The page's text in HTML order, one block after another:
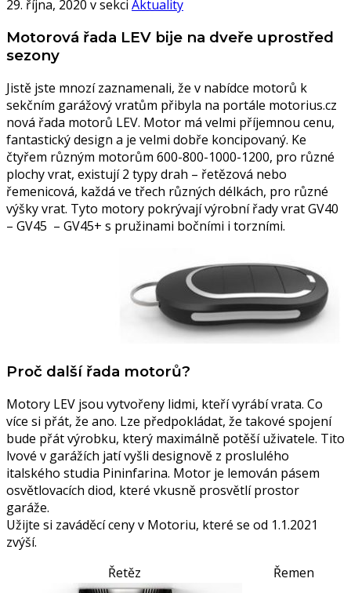
29. října, 2020 v sekci Aktuality
Motorová řada LEV bije na dveře uprostřed
sezony
Jistě jste mnozí zaznamenali, že v nabídce motorů k
sekčním garážový vratům přibyla na portále motorius.cz
nová řada motorů LEV. Motor má velmi příjemnou cenu,
fantastický design a je velmi dobře koncipovaný. Ke
čtyřem různým motorům 600-800-1000-1200, pro různé
plochy vrat, existují 2 typy drah – řetězová nebo
řemenicová, každá ve třech různých délkách, pro různé
výšky vrat. Tyto motory pokrývají výrobní řady vrat GV40
– GV45 – GV45+ s pružinami bočními i torzními.
Proč další řada motorů?
Motory LEV jsou vytvořeny lidmi, kteří vyrábí vrata. Co
více si přát, že ano. Lze předpokládat, že takové spojení
bude přát výrobku, který maximálně potěší uživatele. Tito
lvové v garážích jatí vyšli designově z proslulého
italského studia Pininfarina. Motor je lemován pásem
osvětlovacích diod, které vkusně prosvětlí prostor
garáže.
Užijte si zaváděcí ceny v Motoriu, které se od 1.1.2021
zvýší.
Řetěz
Řemen